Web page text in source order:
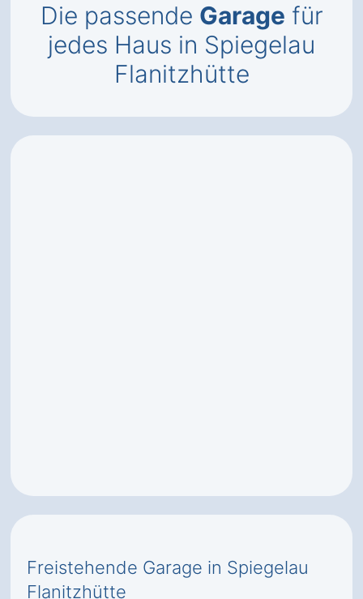
Die passende Garage für
jedes Haus in Spiegelau
Flanitzhütte
Freistehende Garage in Spiegelau
Flanitzhütte